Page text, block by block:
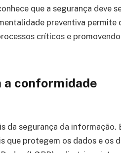
que a segurança deve
preventiva permite
críticos e promovendo
a conformidade
da segurança da informação.
que protegem os dados e os